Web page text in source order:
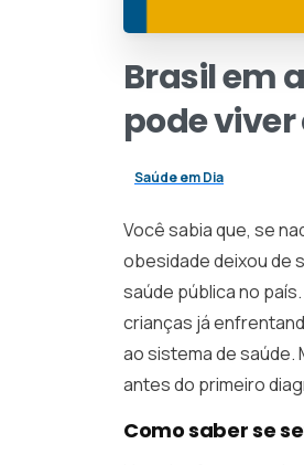
Brasilem
podeviver
Saúde em Dia
Você sabia que, se
obesidade deixou de
saúde pública no país.
crianças já
ao sistema de saúde.
antes do primeiro
Como saber se